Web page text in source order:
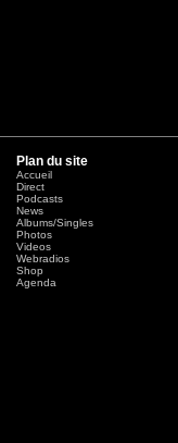
Plan du site
Accueil
Direct
Podcasts
News
Albums/Singles
Photos
Videos
Webradios
Shop
Agenda